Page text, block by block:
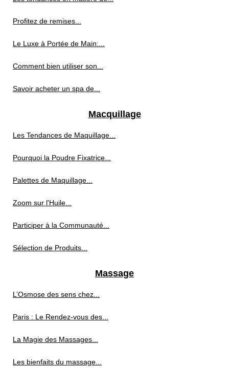
Profitez de remises...
Le Luxe à Portée de Main:...
Comment bien utiliser son...
Savoir acheter un spa de...
Macquillage
Les Tendances de Maquillage...
Pourquoi la Poudre Fixatrice...
Palettes de Maquillage...
Zoom sur l'Huile...
Participer à la Communauté...
Sélection de Produits...
Massage
L’Osmose des sens chez...
Paris : Le Rendez-vous des...
La Magie des Massages...
Les bienfaits du massage...